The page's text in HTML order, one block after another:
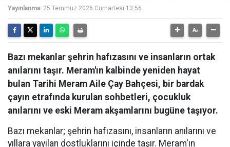
Yayınlanma: 25 Temmuz 2026 Cumartesi 13:56
Bazı mekanlar şehrin hafızasını ve insanların ortak
anılarını taşır. Meram'ın kalbinde yeniden hayat
bulan Tarihi Meram Aile Çay Bahçesi, bir bardak
çayın etrafında kurulan sohbetleri, çocukluk
anılarını ve eski Meram akşamlarını bugüne taşıyor.
Bazı mekanlar; şehrin hafızasını, insanların anılarını ve
yıllara yayılan dostluklarını içinde taşır. Meram'ın